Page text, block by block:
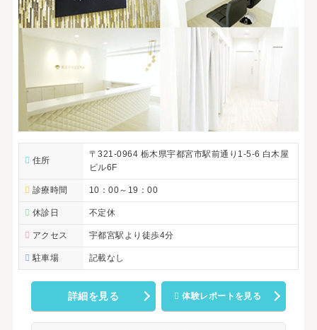
住所
〒321-0964 栃木県宇都宮市駅前通り1-5-6 白木屋
ビル6F
診療時間 10：00～19：00
休診日 不定休
アクセス 宇都宮駅より徒歩4分
駐車場 記載なし
詳細を見る 体験レポートを見る